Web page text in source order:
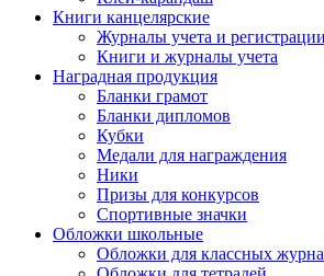
Книги канцелярские
Журналы учета и регистрации
Книги и журналы учета
Наградная продукция
Бланки грамот
Бланки дипломов
Кубки
Медали для награждения
Ники
Призы для конкурсов
Спортивные значки
Обложки школьные
Обложки для классных